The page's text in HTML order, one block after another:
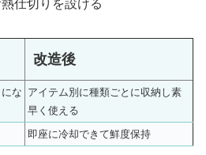
仕切りを設ける
改造後
な アイテム別に種類ごとに収納し素
早く使える
即座に冷却できて鮮度保持